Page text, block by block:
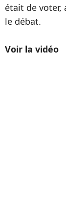
était de voter,
le débat.
Voir la vidéo